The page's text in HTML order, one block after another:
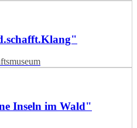
Inseln im Wald"